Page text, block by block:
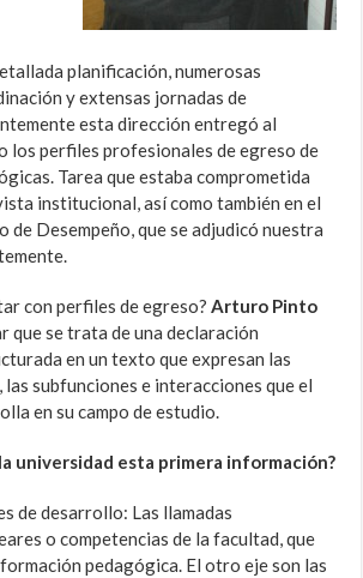
planificación, numerosas
y extensas jornadas de
esta dirección entregó al
los perfiles profesionales de egreso de
Tarea que estaba comprometida
institucional, así como también en el
de Desempeño, que se adjudicó nuestra
con perfiles de egreso?Arturo Pinto
que se trata de una declaración
en un texto que expresan las
subfunciones e interacciones que el
en su campo de estudio.
universidad esta primera información?
de desarrollo: Las llamadas
o competencias de la facultad, que
pedagógica. El otro eje son las